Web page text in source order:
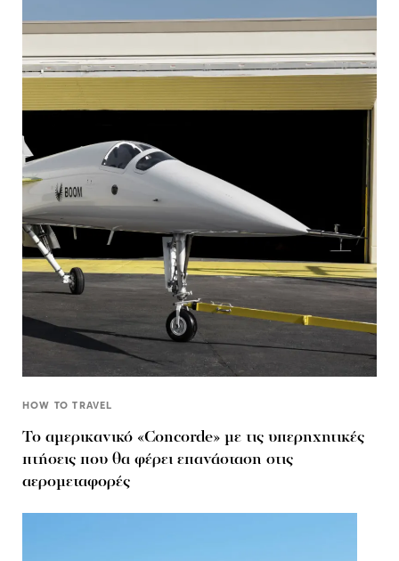
HOW TO TRAVEL
Το αμερικανικό «Concorde» με τις υπερηχητικές
πτήσεις που θα φέρει επανάσταση στις
αερομεταφορές